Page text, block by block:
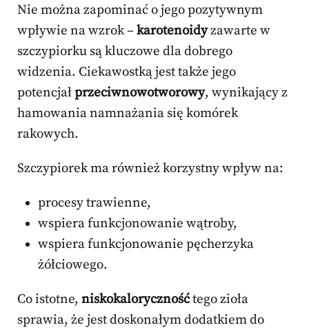
Nie można zapominać o jego pozytywnym
wpływie na wzrok – karotenoidyzawarte w
szczypiorku są kluczowe dla dobrego
widzenia. Ciekawostką jest także jego
potencjałprzeciwnowotworowy, wynikający z
hamowania namnażania się komórek
rakowych.
Szczypiorek ma również korzystny wpływ na:
procesy trawienne,
wspiera funkcjonowanie wątroby,
wspiera funkcjonowanie pęcherzyka
żółciowego.
Co istotne, niskokalorycznośćtego zioła
sprawia, że jest doskonałym dodatkiem do